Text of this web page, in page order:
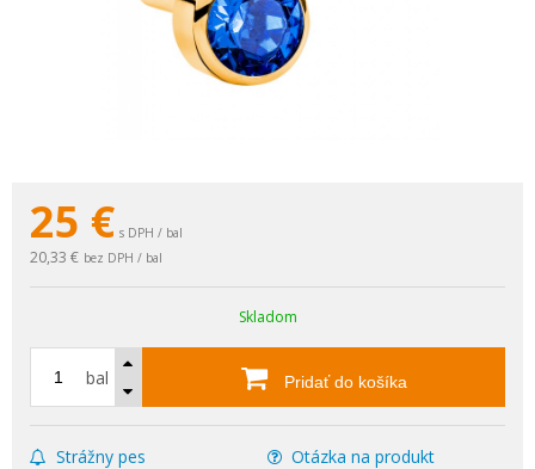
25 € s DPH / bal
20,33 € bez DPH / bal
Skladom
bal Pridať do košíka
Strážny pes Otázka na produkt